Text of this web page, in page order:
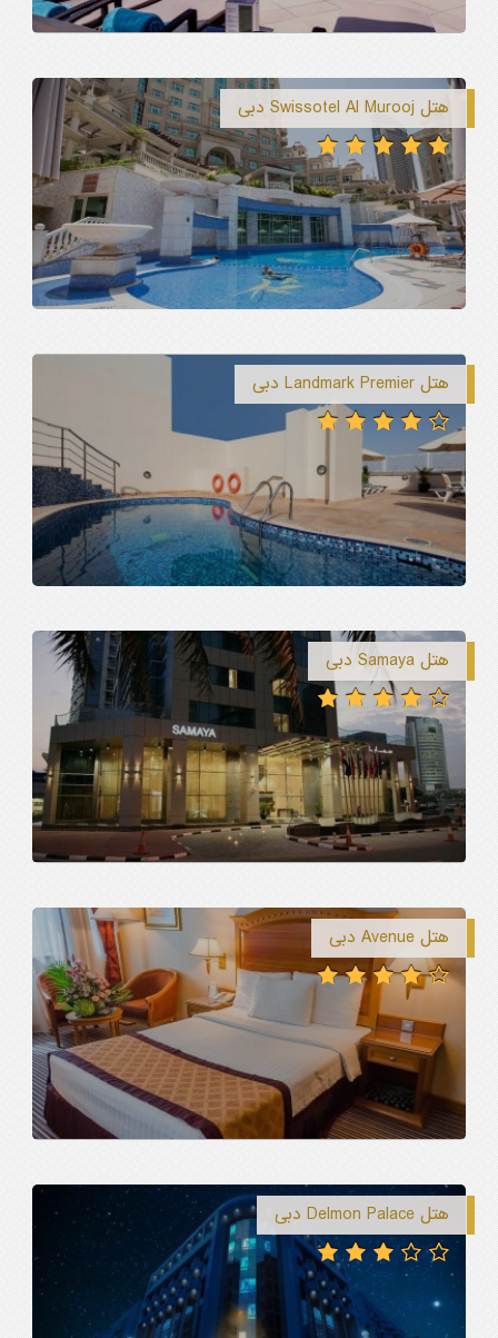
هتل Swissotel Al Murooj دبی
هتل Landmark Premier دبی
هتل Samaya دبی
هتل Avenue دبی
هتل Delmon Palace دبی